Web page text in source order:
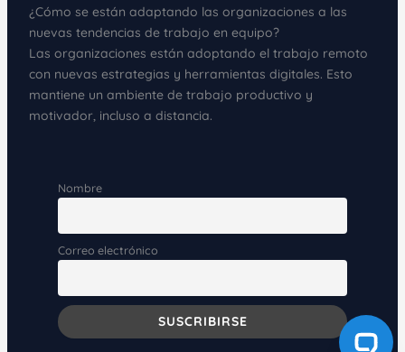
¿Cómo se están adaptando las organizaciones a las
nuevas tendencias de trabajo en equipo?
Las organizaciones están adoptando el trabajo remoto
con nuevas estrategias y herramientas digitales. Esto
mantiene un ambiente de trabajo productivo y
motivador, incluso a distancia.
Nombre
Correo electrónico